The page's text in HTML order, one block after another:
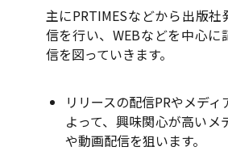
主にPRTIMESなどから出版
信を行い、WEBなどを中心に
信を図っていきます。
リリースの配信PRやメデ
よって、興味関心が高いメ
や動画配信を狙います。